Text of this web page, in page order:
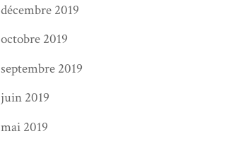
décembre 2019
octobre 2019
septembre 2019
juin 2019
mai 2019